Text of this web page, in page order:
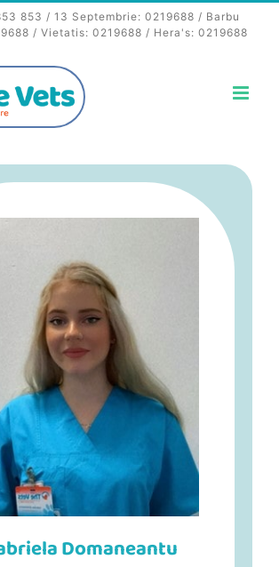
853 / 13 Septembrie: 0219688 / Barbu
/ Vietatis: 0219688 / Hera's: 0219688
Domaneantu